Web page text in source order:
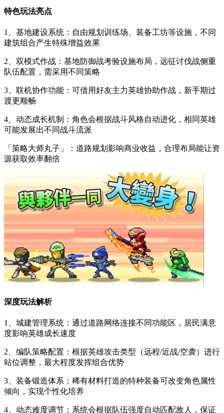
特色玩法亮点
1、基地建设系统：自由规划训练场、装备工坊等设施，不同
建筑组合产生特殊增益效果
2、双模式作战：基地防御战考验设施布局，远征讨伐战侧重
队伍配置，需采用不同策略
3、联机协作功能：可借用好友主力英雄协助作战，新手期过
渡更顺畅
4、动态成长机制：角色会根据战斗风格自动进化，相同英雄
可能发展出不同战斗流派
「策略大师丸子」：道路规划影响商业收益，合理布局能让资
源获取效率翻倍
深度玩法解析
1、城建管理系统：通过道路网络连接不同功能区，居民满意
度影响英雄成长速度
2、编队策略配置：根据英雄攻击类型（远程/近战/空袭）进行
站位调整，最大程度发挥组合优势
3、装备锻造体系：稀有材料打造的特种装备可改变角色属性
倾向，实现个性化培养
4、动态难度调节：系统会根据队伍强度自动匹配敌人，保证